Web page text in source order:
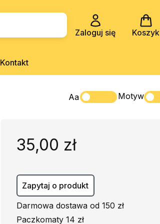
Zaloguj się Koszyk
Kontakt
Aa Motyw
35,00 zł
Zapytaj o produkt
Darmowa dostawa od 150 zł
Paczkomaty 14 zł